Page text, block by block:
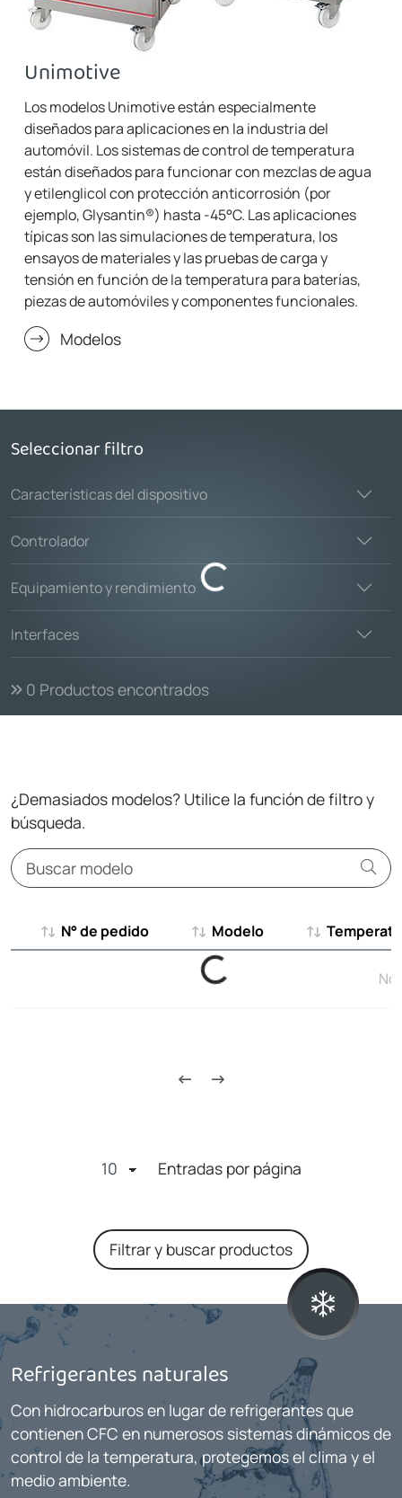
Unimotive
Los modelos Unimotive están especialmente
diseñados para aplicaciones en la industria del
automóvil. Los sistemas de control de temperatura
están diseñados para funcionar con mezclas de agua
y etilenglicol con protección anticorrosión (por
ejemplo, Glysantin®) hasta -45°C. Las aplicaciones
típicas son las simulaciones de temperatura, los
ensayos de materiales y las pruebas de carga y
tensión en función de la temperatura para baterías,
piezas de automóviles y componentes funcionales.
Modelos
Seleccionar filtro
Loading...
Características del dispositivo
Controlador
Equipamiento y rendimiento
Interfaces
0 Productos encontrados
¿Demasiados modelos? Utilice la función de filtro y
búsqueda.
N° de pedido Modelo
Modelo
No
Loading...
Entradas por página
Filtrar y buscar productos
Refrigerantes naturales
Con hidrocarburos en lugar de refrigerantes que
contienen CFC en numerosos sistemas dinámicos de
control de la temperatura, protegemos el clima y el
medio ambiente.